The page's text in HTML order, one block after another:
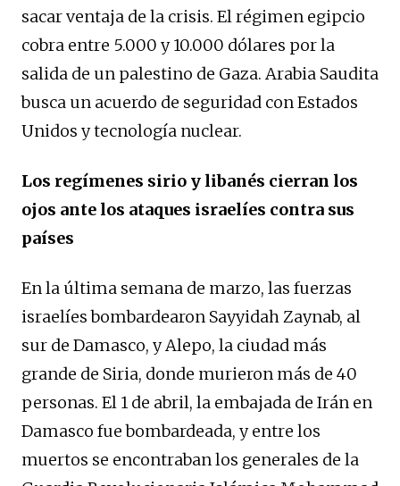
sacar ventaja de la crisis. El régimen egipcio
cobra entre 5.000 y 10.000 dólares por la
salida de un palestino de Gaza. Arabia Saudita
busca un acuerdo de seguridad con Estados
Unidos y tecnología nuclear.
Los regímenes sirio y libanés cierran los
ojos ante los ataques israelíes contra sus
países
En la última semana de marzo, las fuerzas
israelíes bombardearon Sayyidah Zaynab, al
sur de Damasco, y Alepo, la ciudad más
grande de Siria, donde murieron más de 40
personas. El 1 de abril, la embajada de Irán en
Damasco fue bombardeada, y entre los
muertos se encontraban los generales de la